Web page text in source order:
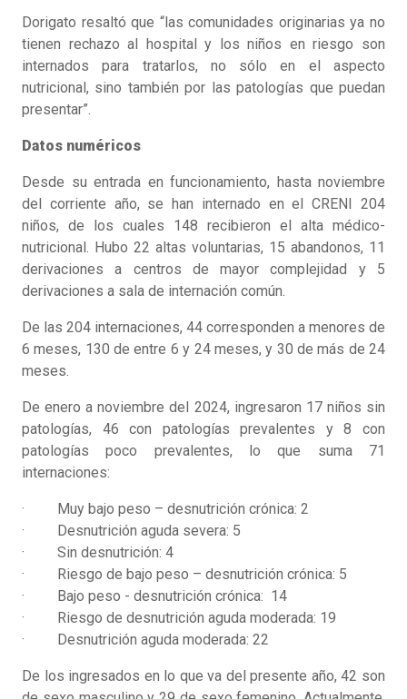
Dorigato resaltó que “las comunidades originarias ya no
tienen rechazo al hospital y los niños en riesgo son
internados para tratarlos, no sólo en el aspecto
nutricional, sino también por las patologías que puedan
presentar”.
Datos numéricos
Desde su entrada en funcionamiento, hasta noviembre
del corriente año, se han internado en el CRENI 204
niños, de los cuales 148 recibieron el alta médico-
nutricional. Hubo 22 altas voluntarias, 15 abandonos, 11
derivaciones a centros de mayor complejidad y 5
derivaciones a sala de internación común.
De las 204 internaciones, 44 corresponden a menores de
6 meses, 130 de entre 6 y 24 meses, y 30 de más de 24
meses.
De enero a noviembre del 2024, ingresaron 17 niños sin
patologías, 46 con patologías prevalentes y 8 con
patologías poco prevalentes, lo que suma 71
internaciones:
· Muy bajo peso – desnutrición crónica: 2
· Desnutrición aguda severa: 5
· Sin desnutrición: 4
· Riesgo de bajo peso – desnutrición crónica: 5
· Bajo peso - desnutrición crónica: 14
· Riesgo de desnutrición aguda moderada: 19
· Desnutrición aguda moderada: 22
De los ingresados en lo que va del presente año, 42 son